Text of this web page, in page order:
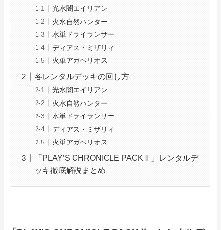
光水闇エイリアン
火水自然ハンター
水単ドライランサー
ディアス・ミザリィ
火単アガペリオス
各レンタルデッキの回し方
光水闇エイリアン
火水自然ハンター
水単ドライランサー
ディアス・ミザリィ
火単アガペリオス
「PLAY‛S CHRONICLE PACKⅡ」レンタルデ
ッキ徹底解説まとめ